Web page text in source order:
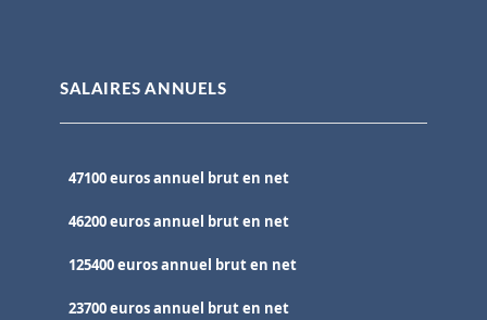
SALAIRES ANNUELS
47100 euros annuel brut en net
46200 euros annuel brut en net
125400 euros annuel brut en net
23700 euros annuel brut en net